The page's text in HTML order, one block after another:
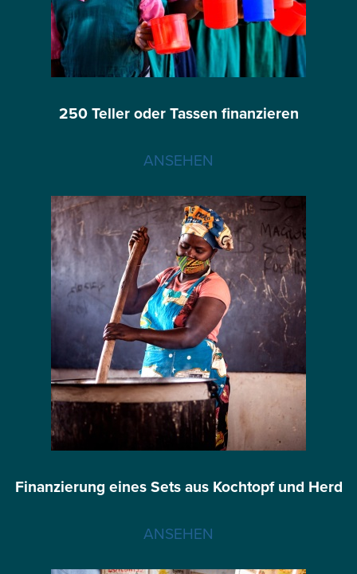
250 Teller oder Tassen finanzieren
ANSEHEN
Finanzierung eines Sets aus Kochtopf und Herd
ANSEHEN